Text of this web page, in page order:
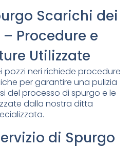
Scarichi dei
– Procedure e
Utilizzate
pozzi neri richiede procedure
per garantire una pulizia
del processo di spurgo e le
dalla nostra ditta
di Spurgo